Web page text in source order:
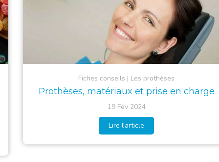
Fiches conseils Les prothèses
Prothèses, matériaux et prise en charge
19 Fév 2024
Lire l'article